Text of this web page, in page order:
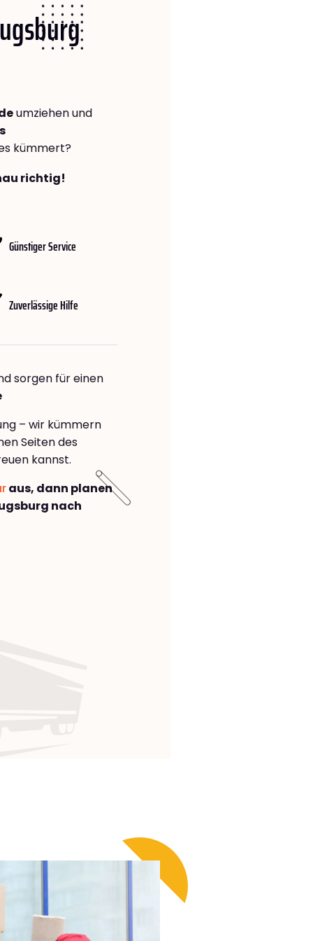
umziehen und
kümmert?
richtig!
Günstiger Service
Zuverlässige Hilfe
sorgen für einen
– wir kümmern
Seiten des
kannst.
aus, dann planen
nach